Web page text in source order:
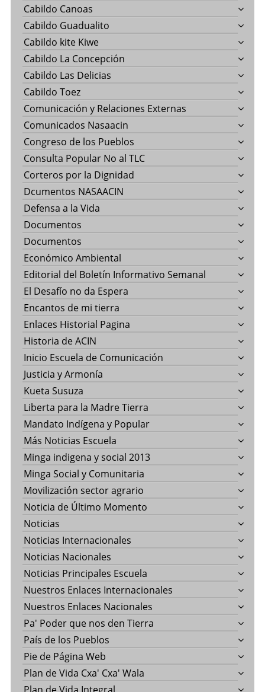
Cabildo Canoas
Cabildo Guadualito
Cabildo kite Kiwe
Cabildo La Concepción
Cabildo Las Delicias
Cabildo Toez
Comunicación y Relaciones Externas
Comunicados Nasaacin
Congreso de los Pueblos
Consulta Popular No al TLC
Corteros por la Dignidad
Dcumentos NASAACIN
Defensa a la Vida
Documentos
Documentos
Económico Ambiental
Editorial del Boletín Informativo Semanal
El Desafío no da Espera
Encantos de mi tierra
Enlaces Historial Pagina
Historia de ACIN
Inicio Escuela de Comunicación
Justicia y Armonía
Kueta Susuza
Liberta para la Madre Tierra
Mandato Indígena y Popular
Más Noticias Escuela
Minga indigena y social 2013
Minga Social y Comunitaria
Movilización sector agrario
Noticia de Último Momento
Noticias
Noticias Internacionales
Noticias Nacionales
Noticias Principales Escuela
Nuestros Enlaces Internacionales
Nuestros Enlaces Nacionales
Pa' Poder que nos den Tierra
País de los Pueblos
Pie de Página Web
Plan de Vida Cxa' Cxa' Wala